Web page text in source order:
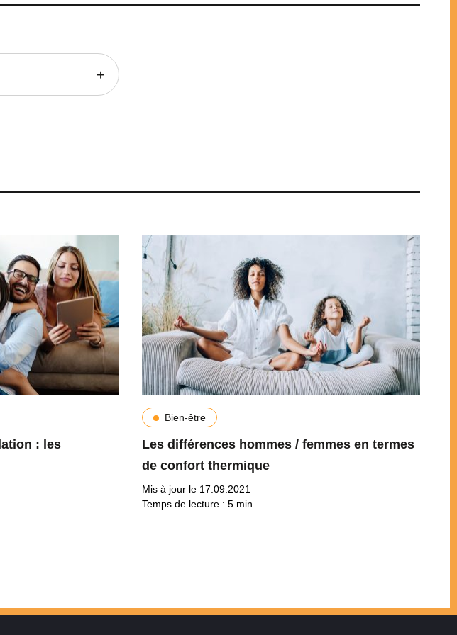
: les
Bien-être
Les différences hommes / femmes en termes
de confort thermique
Mis à jour le 17.09.2021
Temps de lecture : 5 min